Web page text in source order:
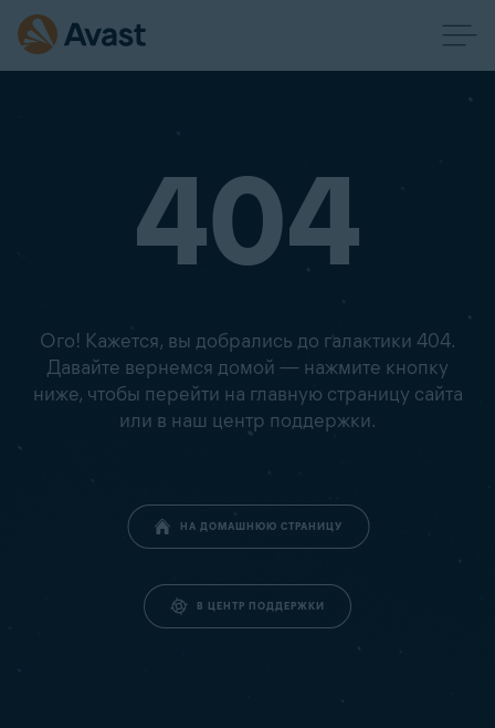
404
Ого! Кажется, вы добрались до галактики 404.
Давайте вернемся домой — нажмите кнопку
ниже, чтобы перейти на главную страницу сайта
или в наш центр поддержки.
НА ДОМАШНЮЮ СТРАНИЦУ
В ЦЕНТР ПОДДЕРЖКИ